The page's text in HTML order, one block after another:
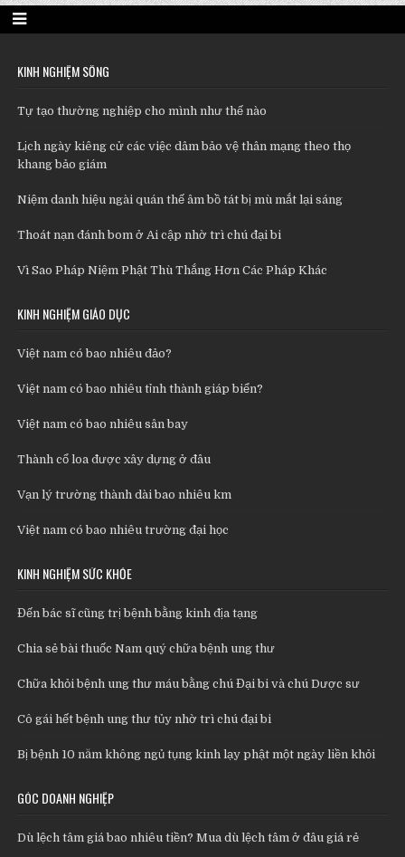
KINH NGHIỆM SỐNG
Tự tạo thường nghiệp cho mình như thế nào
Lịch ngày kiêng cử các việc dâm bảo vệ thân mạng theo thọ
khang bảo giám
Niệm danh hiệu ngài quán thế âm bồ tát bị mù mắt lại sáng
Thoát nạn đánh bom ở Ai cập nhờ trì chú đại bi
Vì Sao Pháp Niệm Phật Thù Thắng Hơn Các Pháp Khác
KINH NGHIỆM GIÁO DỤC
Việt nam có bao nhiêu đảo?
Việt nam có bao nhiêu tỉnh thành giáp biển?
Việt nam có bao nhiêu sân bay
Thành cổ loa được xây dựng ở đâu
Vạn lý trường thành dài bao nhiêu km
Việt nam có bao nhiêu trường đại học
KINH NGHIỆM SỨC KHỎE
Đến bác sĩ cũng trị bệnh bằng kinh địa tạng
Chia sẻ bài thuốc Nam quý chữa bệnh ung thư
Chữa khỏi bệnh ung thư máu bằng chú Đại bi và chú Dược sư
Cô gái hết bệnh ung thư tủy nhờ trì chú đại bi
Bị bệnh 10 năm không ngủ tụng kinh lạy phật một ngày liền khỏi
GÓC DOANH NGHIỆP
Dù lệch tâm giá bao nhiêu tiền? Mua dù lệch tâm ở đâu giá rẻ